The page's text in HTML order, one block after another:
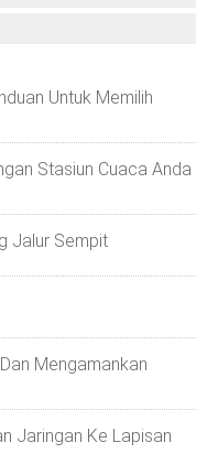
Untuk Memilih
Stasiun Cuaca Anda
Jalur Sempit
Mengamankan
Jaringan Ke Lapisan